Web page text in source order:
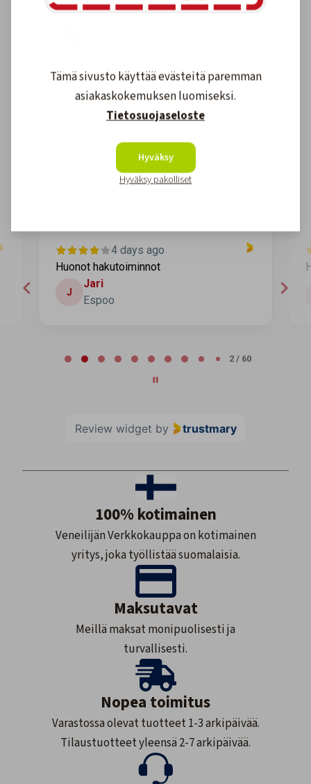
Asiakkaidemme kokemuksia
4.61611arvostelut
Kirjoita arvostelu
4 days ago
Huonot hakutoiminnot
J
Jari
Espoo
2 / 60
Review widget by trustmary
100% kotimainen
Veneilijän Verkkokauppa on kotimainen
yritys, joka työllistää suomalaisia.
Maksutavat
Meillä maksat monipuolisesti ja
turvallisesti.
Nopea toimitus
Varastossa olevat tuotteet 1-3 arkipäivää.
Tilaustuotteet yleensä 2-7 arkipäivää.
Tämä sivusto käyttää evästeitä paremman
asiakaskokemuksen luomiseksi.
Tietosuojaseloste
Hyväksy
Hyväksy pakolliset